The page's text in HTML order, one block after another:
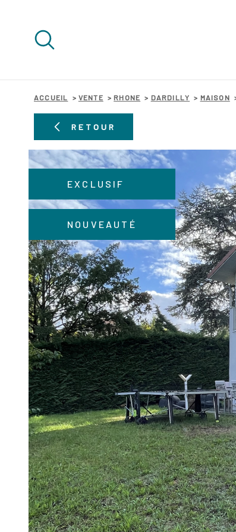
recherche
contenu
ACCUEIL VENTE RHONE DARDILLY MAISON
RETOUR
EXCLUSIF
NOUVEAUTÉ